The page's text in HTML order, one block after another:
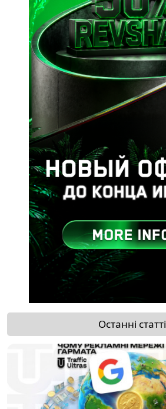
Останні статті